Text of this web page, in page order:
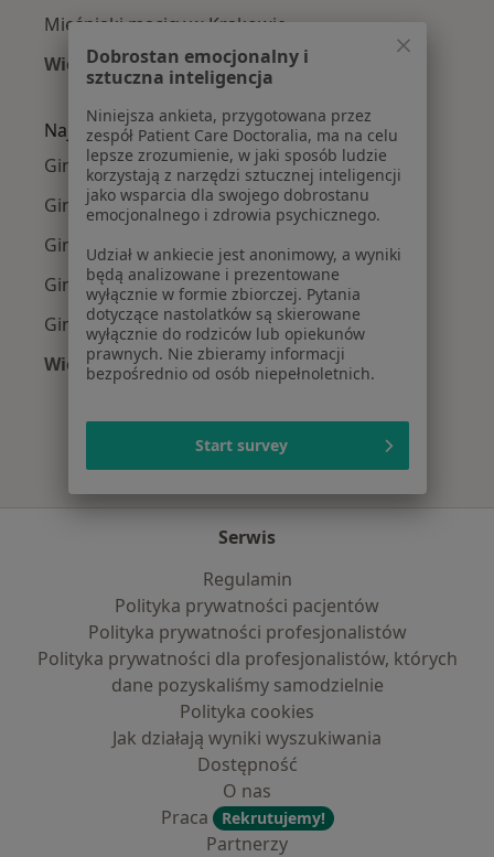
Mięśniaki macicy w Krakowie
Więcej (15)
Więcej w kategorii: Najczęście leczone
Najpopularniejsze ubezpieczenia
Ginekolodzy z Allianz w Krakowie
Ginekolodzy z Signal Iduna w Krakowie
Ginekolodzy z JP MEDICA w Krakowie
Ginekolodzy z TU Zdrowie w Krakowie
Ginekolodzy z Świat Zdrowia w Krakowie
Więcej (12)
Więcej w kategorii: Najpopularniejsze
Serwis
Regulamin
Polityka prywatności pacjentów
Polityka prywatności profesjonalistów
Polityka prywatności dla profesjonalistów, których
dane pozyskaliśmy samodzielnie
Polityka cookies
Jak działają wyniki wyszukiwania
Dostępność
O nas
Praca
Rekrutujemy!
Partnerzy
Dobrostan emocjonalny i
sztuczna inteligencja
Niniejsza ankieta, przygotowana przez
zespół Patient Care Doctoralia, ma na celu
lepsze zrozumienie, w jaki sposób ludzie
korzystają z narzędzi sztucznej inteligencji
jako wsparcia dla swojego dobrostanu
emocjonalnego i zdrowia psychicznego.
Udział w ankiecie jest anonimowy, a wyniki
będą analizowane i prezentowane
wyłącznie w formie zbiorczej. Pytania
dotyczące nastolatków są skierowane
wyłącznie do rodziców lub opiekunów
prawnych. Nie zbieramy informacji
bezpośrednio od osób niepełnoletnich.
Start survey